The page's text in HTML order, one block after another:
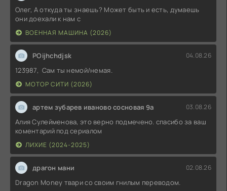
Олег, А откуда ты знаешь? Может быть и есть, думаешь
они доехали к нам с
ВОЕННАЯ МАШИНА (2026)
POijhchdjsk 04.08.26
123987, Сам ты немой/немая.
МОТОР СИТИ (2026)
артем зубарев иваново сосновая 9а 03.08.26
Алия Сулейменова, это верно подмечено. спасибо за ваш
коментарий под сериалом
ЛИХИЕ (2024-2025)
драгон мани 02.08.26
Dragon Money твари со своим гнилым переводом.